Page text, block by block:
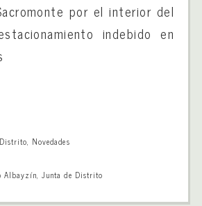
por el interior del
indebido en
, Novedades
Albayzín,Junta de Distrito